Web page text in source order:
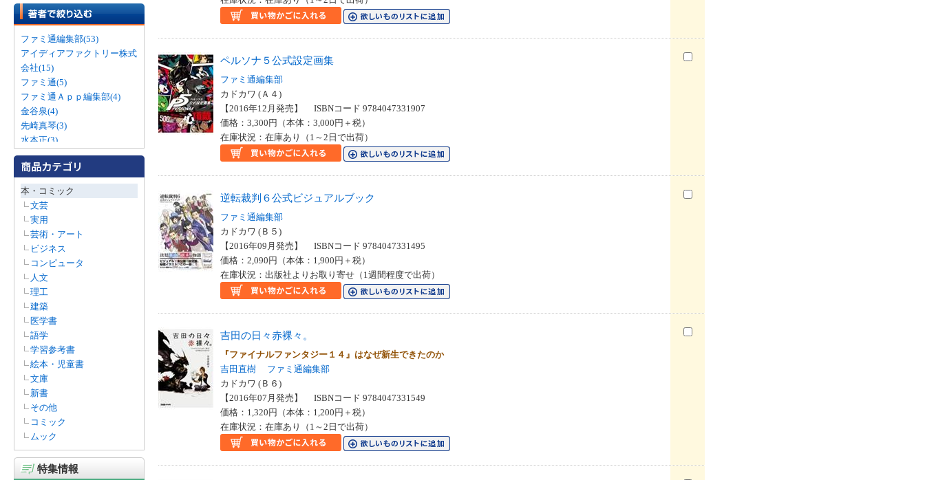
ファミ通編集部(53)
アイディアファクトリー株式
会社(15)
ファミ通(5)
ファミ通Ａｐｐ編集部(4)
金谷泉(4)
先崎真琴(3)
水本正(3)
ちょぼらうにょぽみ(2)
ガンホー・オンライン・エン
ターテイメント株式会社(2)
大塚角満(2)
桜井政博(2)
津々巳あや(2)
週刊ファミ通編集部(2)
ぴこぷり編集部(1)
みずしな孝之(1)
よだかのレコード(1)
ガールズメディアサービスセ
クション(1)
グラニ(1)
スタジオベントスタッフ(1)
スパイク・チュンソフト(1)
セガゲームス(1)
ファミ通コンテンツ企画編集
部(1)
前田ヒロユキ(1)
吉田直樹(1)
小高和剛(1)
日本一ソフトウェア(1)
月花(1)
本・コミック
文芸
実用
芸術・アート
ビジネス
コンピュータ
人文
理工
建築
医学書
語学
学習参考書
絵本・児童書
文庫
新書
その他
コミック
ムック
特集情報
ペルソナ５公式設定画集
ファミ通編集部
カドカワ (Ａ４)
【2016年12月発売】 ISBNコード 9784047331907
価格：3,300円（本体：3,000円＋税）
在庫状況：在庫あり（1～2日で出荷）
逆転裁判６公式ビジュアルブック
ファミ通編集部
カドカワ (Ｂ５)
【2016年09月発売】 ISBNコード 9784047331495
価格：2,090円（本体：1,900円＋税）
在庫状況：出版社よりお取り寄せ（1週間程度で出荷）
吉田の日々赤裸々。
『ファイナルファンタジー１４』はなぜ新生できたのか
吉田直樹
ファミ通編集部
カドカワ (Ｂ６)
【2016年07月発売】 ISBNコード 9784047331549
価格：1,320円（本体：1,200円＋税）
在庫状況：在庫あり（1～2日で出荷）